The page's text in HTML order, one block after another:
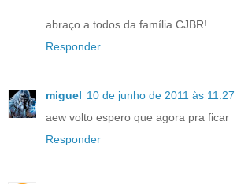
abraço a todos da família CJBR!
Responder
miguel 10 de junho de 2011 às 11:27
aew volto espero que agora pra ficar
Responder